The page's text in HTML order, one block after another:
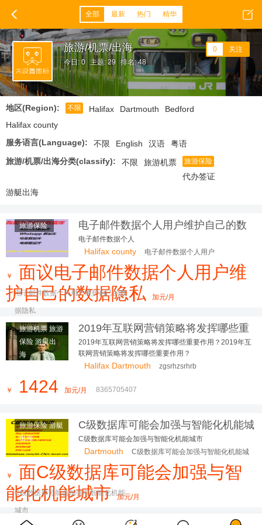
全部 最新 热门 精华
旅游/机票/出海
今日: 0 主题: 29 排名: 48
0 关注
地区(Region): 不限 Halifax Dartmouth
Bedford
Halifax county
服务语言(Language):
不限 English 汉语
粤语
旅游/机票/出海分类(classify):
不限 旅游机票 旅游保险
代办签证
游艇出海
旅游保险
电子邮件数据个人用户维护自己的数
据隐私
电子邮件数据个人
Halifax county 电子邮件数据个人用户
￥
面议电子邮件数据个人用户维
护自己的数据隐私
加元/月
电子邮件数据个人用户维护自己的数
据隐私
旅游机票 旅游
保险 游艇出
海
2019年互联网营销策略将发挥哪些重
要作用？
2019年互联网营销策略将发挥哪些重要作用？2019年互
联网营销策略将发挥哪些重要作用？
Halifax Dartmouth zgsrhzsrhrb
￥ 1424 加元/月 8365705407
旅游保险 游艇
出海
C级数据库可能会加强与智能化机能城
市
C级数据库可能会加强与智能化机能城市
Dartmouth
C级数据库可能会加强与智能化机能城
￥
面C级数据库可能会加强与智
能化机能城市
加元/月
C级数据库可能会加强与智能化机能
城市